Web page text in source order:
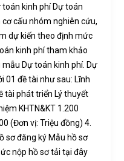
toán kinh phí Dự toán
cấu nhóm nghiên cứu,
dự kiến theo định mức
kinh phí tham khảo
Dự toán kinh phí. Dự
01 đề tài như sau: Lĩnh
tài phát triển Lý thuyết
KHTN&KT 1.200
(Đơn vị: Triệu đồng) 4.
sơ đăng ký Mẫu hồ sơ
nộp hồ sơ tải tại đây